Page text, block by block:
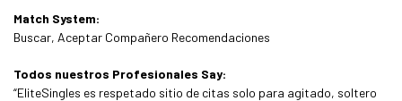
Match System:
Buscar, Aceptar Compañero Recomendaciones
Todos nuestros Profesionales Say:
“EliteSingles es respetado sitio de citas solo para agitado, soltero